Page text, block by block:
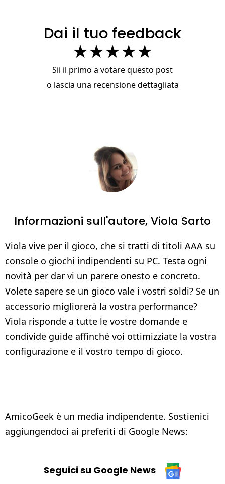
Dai il tuo feedback
★★★★★
Sii il primo a votare questo post
o lascia una recensione dettagliata
Informazioni sull'autore,Viola Sarto
Viola vive per il gioco, che si tratti di titoli AAA su
console o giochi indipendenti su PC. Testa ogni
novità per dar vi un parere onesto e concreto.
Volete sapere se un gioco vale i vostri soldi? Se un
accessorio migliorerà la vostra performance?
Viola risponde a tutte le vostre domande e
condivide guide affinché voi ottimizziate la vostra
configurazione e il vostro tempo di gioco.
AmicoGeek è un media indipendente. Sostienici
aggiungendoci ai preferiti di Google News:
Seguici su Google News